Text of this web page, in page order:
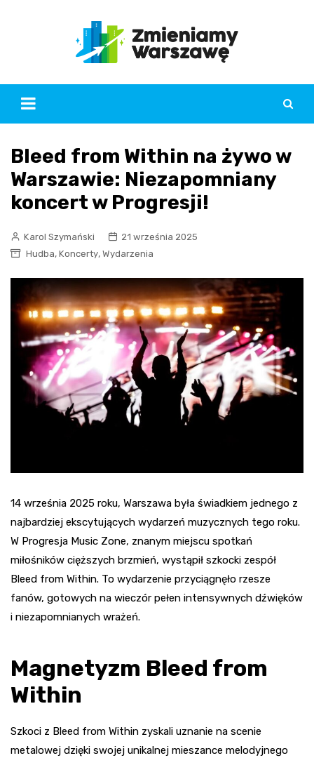
Bleed from Within na żywo w
Warszawie: Niezapomniany
koncert w Progresji!
Karol Szymański
21 września 2025
Hudba, Koncerty, Wydarzenia
14 września 2025 roku, Warszawa była świadkiem jednego z
najbardziej ekscytujących wydarzeń muzycznych tego roku.
W Progresja Music Zone, znanym miejscu spotkań
miłośników cięższych brzmień, wystąpił szkocki zespół
Bleed from Within. To wydarzenie przyciągnęło rzesze
fanów, gotowych na wieczór pełen intensywnych dźwięków
i niezapomnianych wrażeń.
Magnetyzm Bleed from
Within
Szkoci z Bleed from Within zyskali uznanie na scenie
metalowej dzięki swojej unikalnej mieszance melodyjnego